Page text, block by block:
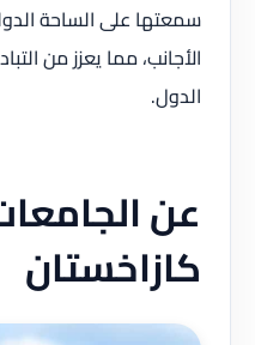
سمعتها على الساحة
الأجانب، مما يعزز من
الدول.
عن
كازاخستان